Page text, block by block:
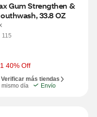
Gum Strengthen &
33.8 OZ
115
40% Off
Verificar más tiendas
mismo día
Envío